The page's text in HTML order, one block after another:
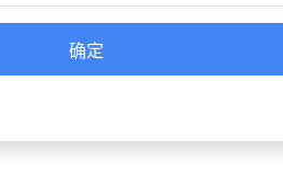
工作。
用户超过 9 亿，他将不再负责消
领域，包括 ChatGPT、Codex 及
确定